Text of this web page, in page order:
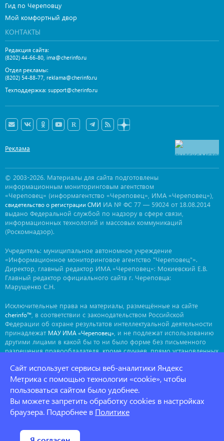
Гид по Череповцу
Мой комфортный двор
КОНТАКТЫ
Редакция сайта:
(8202) 44-66-80 ima@cherinfo.ru
Отдел рекламы:
(8202) 54-88-77 reklama@cherinfo.ru
Техподдержка: support@cherinfo.ru
Реклама
© 2003-2026. Материалы для сайта подготовлены
информационным мониторинговым агентством
«Череповец» (информагентство «Череповец», ИМА «Череповец»),
свидетельство о регистрации СМИ ИА № ФС 77 — 59024 от 18.08.2014
выдано Федеральной службой по надзору в сфере связи,
информационных технологий и массовых коммуникаций
(Роскомнадзор).
Учредитель: муниципальное автономное учреждение
«Информационное мониторинговое агентство "Череповец"».
Директор, главный редактор ИМА «Череповец»: Мокиевский Е.В.
Главный редактор официального сайта г. Череповца:
Марущенко С.Н.
Исключительные права на материалы, размещённые на сайте
cherinfo™ , в соответствии с законодательством Российской
Федерации об охране результатов интеллектуальной деятельности
принадлежат МАУ ИМА «Череповец» , и не подлежат использованию
другими лицами в какой бы то ни было форме без письменного
разрешения правообладателя, кроме случаев, прямо установленных
ima@cherinfo.ru. Мнение авторов может не совпадать с мнением
редакции.
При использовании материалов сайтаcherinfo™
является прямая, открытая для индексации гиперссылка на
страницу, с которой материал заимствован. Гиперссылка должна
размещаться непосредственно в тексте, воспроизводящем
оригинальный материал
Сайт использует сервисы веб-аналитики Яндекс
Метрика с помощью технологии «cookie», чтобы
пользоваться сайтом было удобнее.
Вы можете запретить обработку cookies в настройках
браузера. Подробнее в Политике